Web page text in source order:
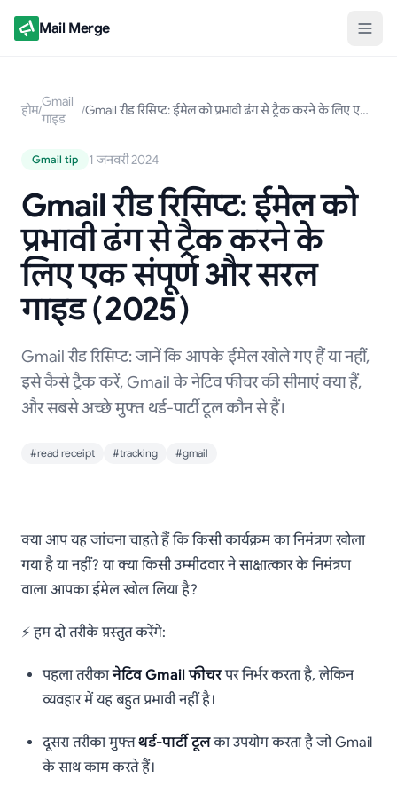
Mail Merge
होम/
Gmail
गाइड
/ Gmail रीड रिसिप्ट: ईमेल को प्रभावी ढंग से ट्रैक करने के लिए एक संपूर्ण और सरल गाइड (2025)
Gmail tip 1 जनवरी 2024
Gmail रीड रिसिप्ट: ईमेल को
प्रभावी ढंग से ट्रैक करने के
लिए एक संपूर्ण और सरल
गाइड (2025)
Gmail रीड रिसिप्ट: जानें कि आपके ईमेल खोले गए हैं या नहीं,
इसे कैसे ट्रैक करें, Gmail के नेटिव फीचर की सीमाएं क्या हैं,
और सबसे अच्छे मुफ्त थर्ड-पार्टी टूल कौन से हैं।
#read receipt #tracking #gmail
Gmail रीड रिसिप्ट: ईमेल को
प्रभावी ढंग से ट्रैक करने के
लिए एक संपूर्ण और सरल
गाइड (2025)
क्या आप यह जांचना चाहते हैं कि किसी कार्यक्रम का निमंत्रण खोला
गया है या नहीं? या क्या किसी उम्मीदवार ने साक्षात्कार के निमंत्रण
वाला आपका ईमेल खोल लिया है?
⚡ हम दो तरीके प्रस्तुत करेंगे:
पहला तरीकानेटिव Gmail फीचरपर निर्भर करता है, लेकिन
व्यवहार में यह बहुत प्रभावी नहीं है।
दूसरा तरीका मुफ्तथर्ड-पार्टी टूलका उपयोग करता है जो Gmail
के साथ काम करते हैं।